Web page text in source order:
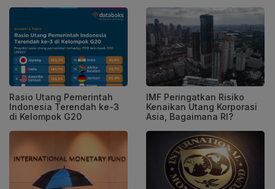
Rasio Utang Pemerintah
Indonesia Terendah ke-3
di Kelompok G20
IMF Peringatkan Risiko
Kenaikan Utang Korporasi
Asia, Bagaimana RI?